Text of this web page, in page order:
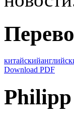
китайский
Download PDF
Philipp